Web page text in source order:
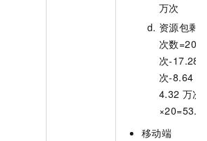
万次
资源包剩
次数=200
次-17.28
次-8.64
4.32 万次
移动端